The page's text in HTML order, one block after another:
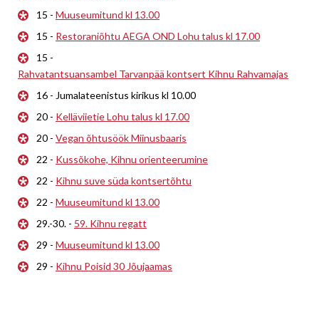
15 - Muuseumitund kl 13.00
15 - Restoraniõhtu AEGA OND Lohu talus kl 17.00
15 -
Rahvatantsuansambel Tarvanpää kontsert Kihnu Rahvamajas
16 - Jumalateenistus kirikus kl 10.00
20 - Kelläviietie Lohu talus kl 17.00
20 - Vegan õhtusöök Miinusbaaris
22 - Kussõkohe, Kihnu orienteerumine
22 - Kihnu suve süda kontsertõhtu
22 - Muuseumitund kl 13.00
29.-30. - 59. Kihnu regatt
29 - Muuseumitund kl 13.00
29 - Kihnu Poisid 30 Jõujaamas